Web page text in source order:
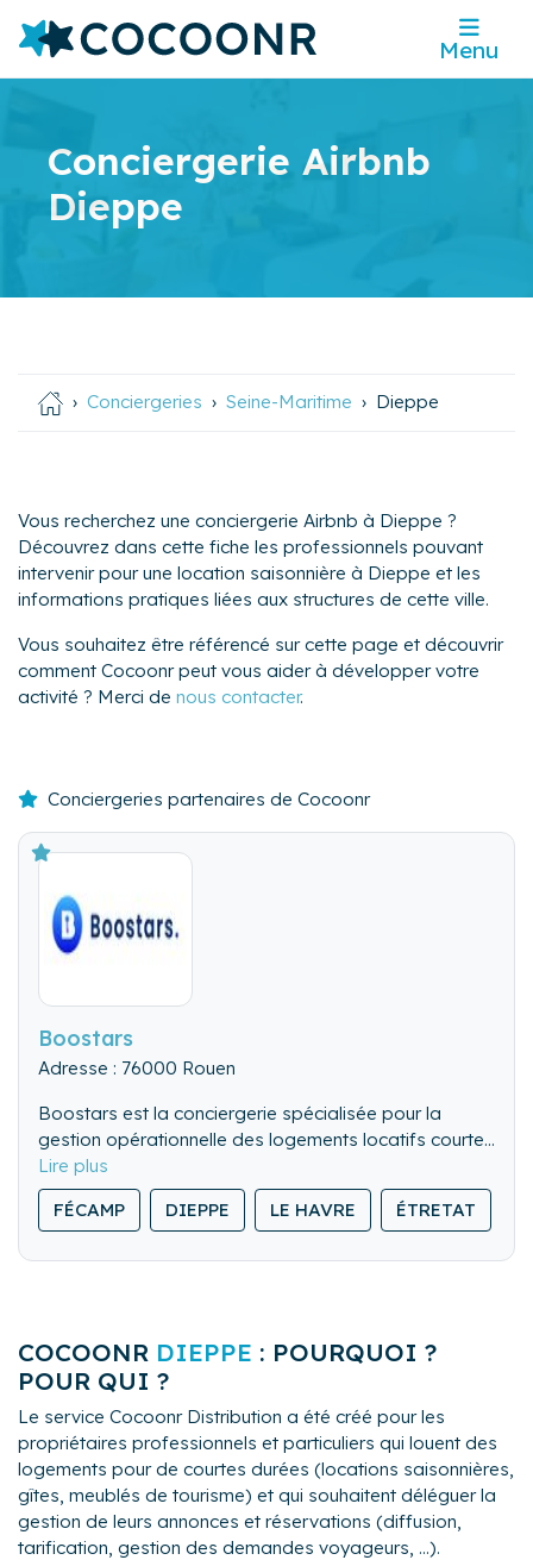
Menu
Conciergerie Airbnb
Dieppe
Conciergeries Seine-Maritime Dieppe
Vous recherchez une conciergerie Airbnb à Dieppe ?
Découvrez dans cette fiche les professionnels pouvant
intervenir pour une location saisonnière à Dieppe et les
informations pratiques liées aux structures de cette ville.
Vous souhaitez être référencé sur cette page et découvrir
comment Cocoonr peut vous aider à développer votre
activité ? Merci de nous contacter.
Conciergeries partenaires de Cocoonr
Boostars
Adresse : 76000 Rouen
Boostars est la conciergerie spécialisée pour la
gestion opérationnelle des logements locatifs courtes
durées.
Notre conciergerie intervient pour assurer les Check
in, Check out, le ménage et le lavage du linge des
Nous sommes présents et reconnus sur toute la
Normandie et nous développons à présent sur tout le
territoire national.
Nous sommes également adhérents et membre du
Nos prestations de qualité et à justes coûts sont
FÉCAMP DIEPPE LE HAVRE ÉTRETAT
COCOONR DIEPPE : POURQUOI ?
POUR QUI ?
Le service Cocoonr Distribution a été créé pour les
propriétaires professionnels et particuliers qui louent des
logements pour de courtes durées (locations saisonnières,
gîtes, meublés de tourisme) et qui souhaitent déléguer la
gestion de leurs annonces et réservations (diffusion,
tarification, gestion des demandes voyageurs, ...).